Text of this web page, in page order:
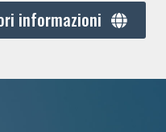
informazioni